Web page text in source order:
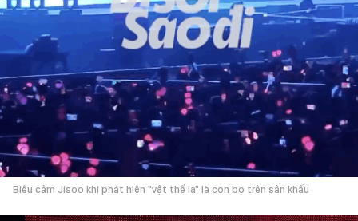
Biểu cảm Jisoo khi phát hiện "vật thể lạ" là con bọ trên sân khấu